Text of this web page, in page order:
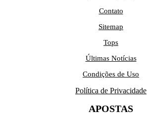
Contato
Sitemap
Tops
Últimas Notícias
Condições de Uso
Política de Privacidade
APOSTAS